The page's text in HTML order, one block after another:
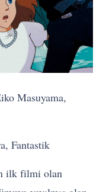
Masuyama,
Fantastik
ilk filmi olan